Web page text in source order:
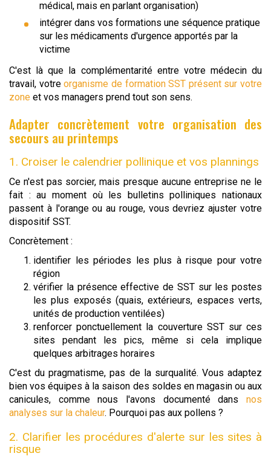
médical, mais en parlant organisation)
intégrer dans vos formations une séquence pratique
sur les médicaments d'urgence apportés par la
victime
C'est là que la complémentarité entre votre médecin du
travail, votreorganisme de formation SST présent sur votre
zone et vos managers prend tout son sens.
Adapter concrètement votre organisation des
secours au printemps
1. Croiser le calendrier pollinique et vos plannings
Ce n'est pas sorcier, mais presque aucune entreprise ne le
fait : au moment où les bulletins polliniques nationaux
passent à l'orange ou au rouge, vous devriez ajuster votre
dispositif SST.
Concrètement :
identifier les périodes les plus à risque pour votre
région
vérifier la présence effective de SST sur les postes
les plus exposés (quais, extérieurs, espaces verts,
unités de production ventilées)
renforcer ponctuellement la couverture SST sur ces
sites pendant les pics, même si cela implique
quelques arbitrages horaires
C'est du pragmatisme, pas de la surqualité. Vous adaptez
bien vos équipes à la saison des soldes en magasin ou aux
canicules, comme nous l'avons documenté dans nos
analyses sur la chaleur. Pourquoi pas aux pollens ?
2. Clarifier les procédures d'alerte sur les sites à
risque